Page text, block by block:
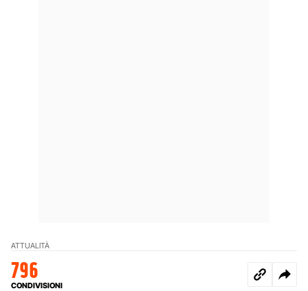
ATTUALITÀ
796
CONDIVISIONI